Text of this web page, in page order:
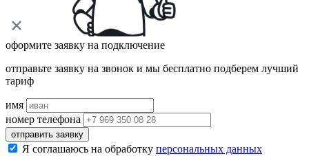
оформите заявку на подключение
отправьте заявку на звонок и мы бесплатно подберем лучший
тариф
имя
номер телефона
отправить заявку
Я соглашаюсь на обработку персональных данных